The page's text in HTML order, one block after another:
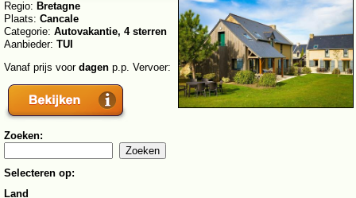
Regio: Bretagne
Plaats: Cancale
Categorie: Autovakantie, 4 sterren
Aanbieder: TUI
Vanaf prijs voor dagen p.p. Vervoer:
Zoeken:
Selecteren op:
Land